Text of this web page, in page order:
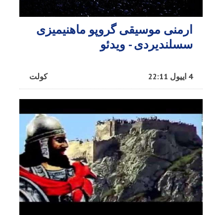
ارمنی موسیقی گروپو ماهنیمیزی
سسلندیردی - ویدئو
کولت 4 اییول 22:11